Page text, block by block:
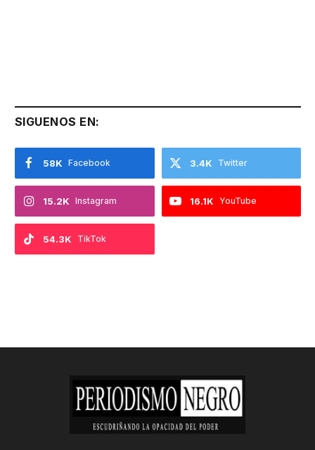
SIGUENOS EN:
Facebook
58K Twitter
3.4K
Instagram
15.2K YouTube
16.1K
TikTok
54.3K